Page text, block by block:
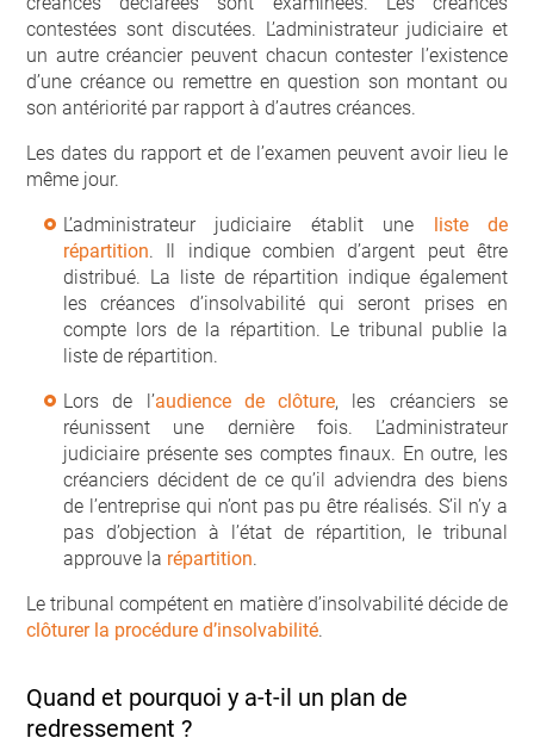
contestées sont discutées. L’administrateur judiciaire et
un autre créancier peuvent chacun contester l’existence
d’une créance ou remettre en question son montant ou
son antériorité par rapport à d’autres créances.
Les dates du rapport et de l’examen peuvent avoir lieu le
même jour.
L’administrateur judiciaire établit une liste de
répartition. Il indique combien d’argent peut être
distribué. La liste de répartition indique également
les créances d’insolvabilité qui seront prises en
compte lors de la répartition. Le tribunal publie la
liste de répartition.
Lors de l’audience de clôture, les créanciers se
réunissent une dernière fois. L’administrateur
judiciaire présente ses comptes finaux. En outre, les
créanciers décident de ce qu’il adviendra des biens
de l’entreprise qui n’ont pas pu être réalisés. S’il n’y a
pas d’objection à l’état de répartition, le tribunal
approuve la répartition.
Le tribunal compétent en matière d’insolvabilité décide de
clôturer la procédure d’insolvabilité.
Quand et pourquoi y a-t-il un plan de
redressement ?